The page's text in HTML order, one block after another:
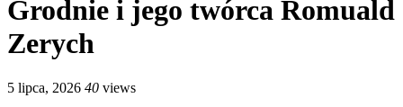
Grodnie i jego twórca Romuald
Zerych
5 lipca, 2026 40 views